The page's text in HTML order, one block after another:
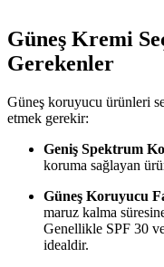
Güneş Kremi
Gerekenler
Güneş koruyucu ürünleri
etmek gerekir:
Geniş Spektrum
koruma sağlayan
Güneş Koruyucu
maruz kalma
Genellikle SPF 30
idealdir.